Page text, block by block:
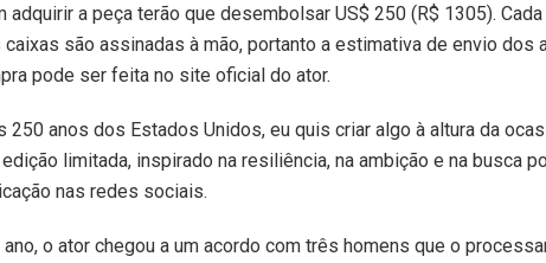
adquirir a peça terão que desembolsar US$ 250 (R$ 1305).
caixas são assinadas à mão, portanto a estimativa de envio dos
pode ser feita no site oficial do ator.
250 anos dos Estados Unidos, eu quis criar algo à altura da
limitada, inspirado na resiliência, na ambição e na busca
nas redes sociais.
o ator chegou a um acordo com três homens que o